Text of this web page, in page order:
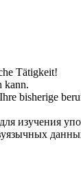
Tätigkeit!
kann.
bisherige
изучения